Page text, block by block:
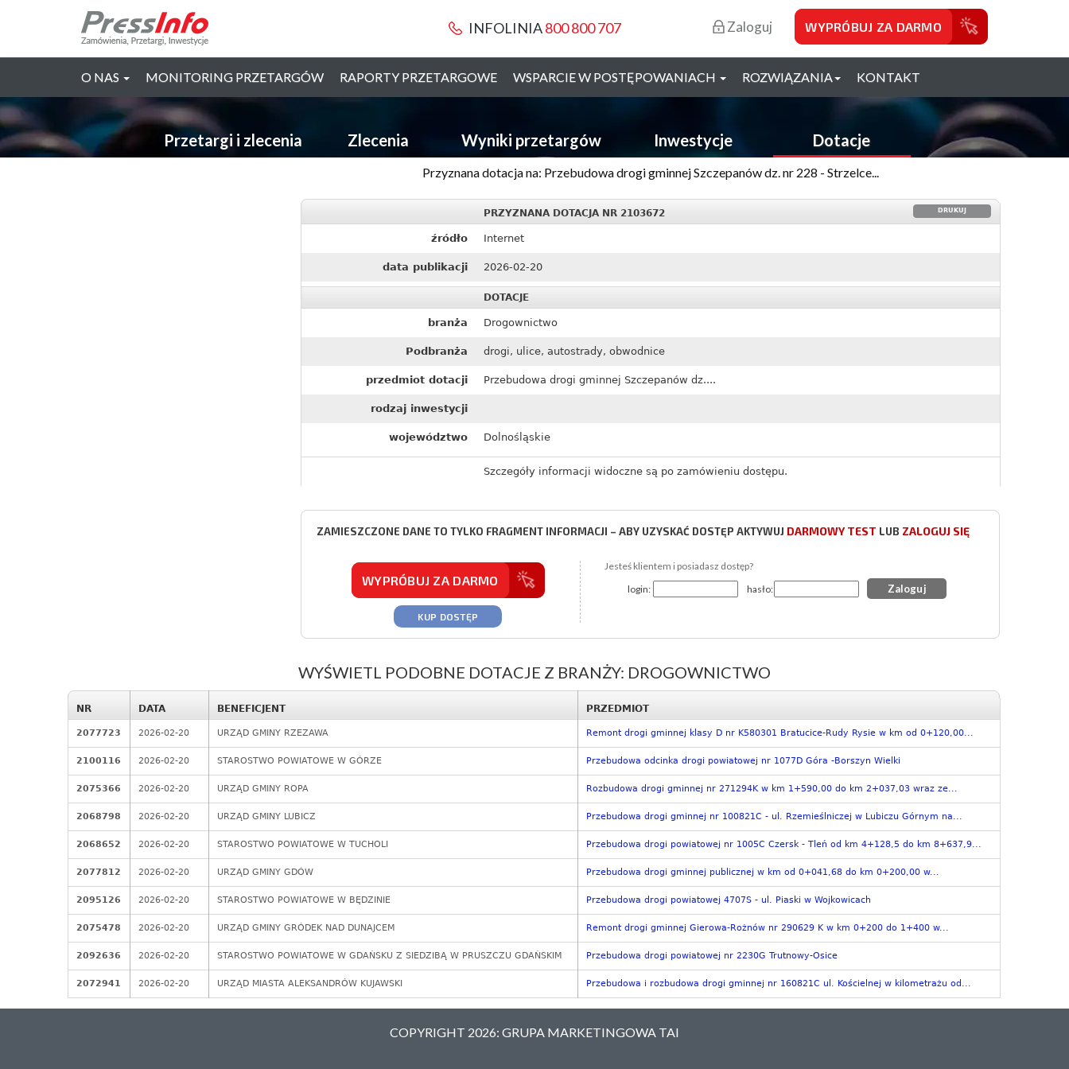
INFOLINIA800 800 707 Zaloguj WYPRÓBUJ ZA DARMO
O NAS MONITORING PRZETARGÓW RAPORTY PRZETARGOWE WSPARCIE W POSTĘPOWANIACH ROZWIĄZANIA KONTAKT
Przetargi i zlecenia Zlecenia Wyniki przetargów Inwestycje Dotacje
Przyznana dotacja na: Przebudowa drogi gminnej Szczepanów dz. nr 228 - Strzelce...
DRUKUJ
PRZYZNANA DOTACJA NR 2103672
źródło Internet
data publikacji 2026-02-20
DOTACJE
branża Drogownictwo
Podbranża drogi, ulice, autostrady, obwodnice
przedmiot dotacji Przebudowa drogi gminnej Szczepanów dz....
rodzaj inwestycji
województwo Dolnośląskie
Szczegóły informacji widoczne są po zamówieniu dostępu.
ZAMIESZCZONE DANE TO TYLKO FRAGMENT INFORMACJI – ABY UZYSKAĆ DOSTĘP AKTYWUJ DARMOWY TEST LUB ZALOGUJ SIĘ
WYPRÓBUJ ZA DARMO
KUP DOSTĘP
Jesteś klientem i posiadasz dostęp?
login:
hasło:
WYŚWIETL PODOBNE DOTACJE Z BRANŻY: DROGOWNICTWO
NR DATA BENEFICJENT PRZEDMIOT
2077723 2026-02-20 URZĄD GMINY RZEZAWA Remont drogi gminnej klasy D nr K580301 Bratucice-Rudy Rysie w km od 0+120,00...
2100116 2026-02-20 STAROSTWO POWIATOWE W GÓRZE Przebudowa odcinka drogi powiatowej nr 1077D Góra -Borszyn Wielki
2075366 2026-02-20 URZĄD GMINY ROPA Rozbudowa drogi gminnej nr 271294K w km 1+590,00 do km 2+037,03 wraz ze...
2068798 2026-02-20 URZĄD GMINY LUBICZ Przebudowa drogi gminnej nr 100821C - ul. Rzemieślniczej w Lubiczu Górnym na...
2068652 2026-02-20 STAROSTWO POWIATOWE W TUCHOLI Przebudowa drogi powiatowej nr 1005C Czersk - Tleń od km 4+128,5 do km 8+637,9...
2077812 2026-02-20 URZĄD GMINY GDÓW Przebudowa drogi gminnej publicznej w km od 0+041,68 do km 0+200,00 w...
2095126 2026-02-20 STAROSTWO POWIATOWE W BĘDZINIE Przebudowa drogi powiatowej 4707S - ul. Piaski w Wojkowicach
2075478 2026-02-20 URZĄD GMINY GRÓDEK NAD DUNAJCEM Remont drogi gminnej Gierowa-Rożnów nr 290629 K w km 0+200 do 1+400 w...
2092636 2026-02-20 STAROSTWO POWIATOWE W GDAŃSKU Z SIEDZIBĄ W PRUSZCZU GDAŃSKIM Przebudowa drogi powiatowej nr 2230G Trutnowy-Osice
2072941 2026-02-20 URZĄD MIASTA ALEKSANDRÓW KUJAWSKI Przebudowa i rozbudowa drogi gminnej nr 160821C ul. Kościelnej w kilometrażu od...
COPYRIGHT 2026: GRUPA MARKETINGOWA TAI